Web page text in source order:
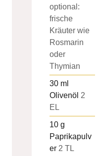
optional:
frische
Kräuter wie
Rosmarin
oder
Thymian
30 ml
Olivenöl 2
EL
10 g
Paprikapulv
er 2 TL